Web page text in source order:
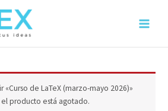
Main
«Curso de LaTeX (marzo-mayo 2026)»
producto está agotado.